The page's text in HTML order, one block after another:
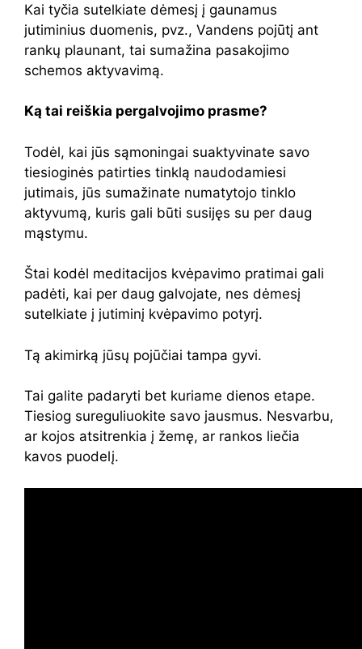
Kai tyčia sutelkiate dėmesį į gaunamus
jutiminius duomenis, pvz., Vandens pojūtį ant
rankų plaunant, tai sumažina pasakojimo
schemos aktyvavimą.
Ką tai reiškia pergalvojimo prasme?
Todėl, kai jūs sąmoningai suaktyvinate savo
tiesioginės patirties tinklą naudodamiesi
jutimais, jūs sumažinate numatytojo tinklo
aktyvumą, kuris gali būti susijęs su per daug
mąstymu.
Štai kodėl meditacijos kvėpavimo pratimai gali
padėti, kai per daug galvojate, nes dėmesį
sutelkiate į jutiminį kvėpavimo potyrį.
Tą akimirką jūsų pojūčiai tampa gyvi.
Tai galite padaryti bet kuriame dienos etape.
Tiesiog sureguliuokite savo jausmus. Nesvarbu,
ar kojos atsitrenkia į žemę, ar rankos liečia
kavos puodelį.